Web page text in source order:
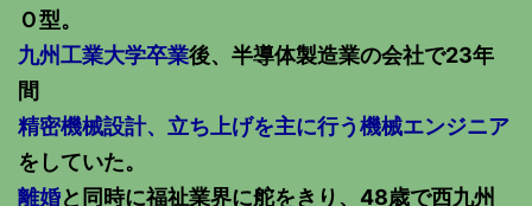
Ｏ型。
九州工業大学卒業後、半導体製造業の会社で23年
間
精密機械設計、立ち上げを主に行う機械エンジニア
をしていた。
離婚と同時に福祉業界に舵をきり、48歳で西九州